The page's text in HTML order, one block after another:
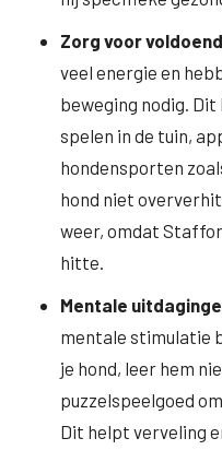
Zorg voor
veel energie en
beweging nodig.
spelen in de tuin,
hondensporten
hond niet
weer, omdat
hitte.
Mentale
mentale stimulatie
je hond, leer hem
puzzelspeelgoed
Dit helpt verveling